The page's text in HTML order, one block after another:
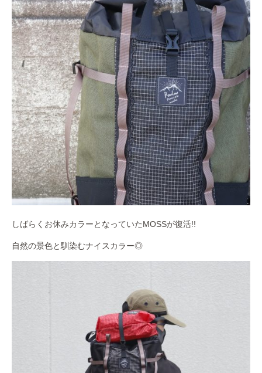
しばらくお休みカラーとなっていたMOSSが復活!!
自然の景色と馴染むナイスカラー◎